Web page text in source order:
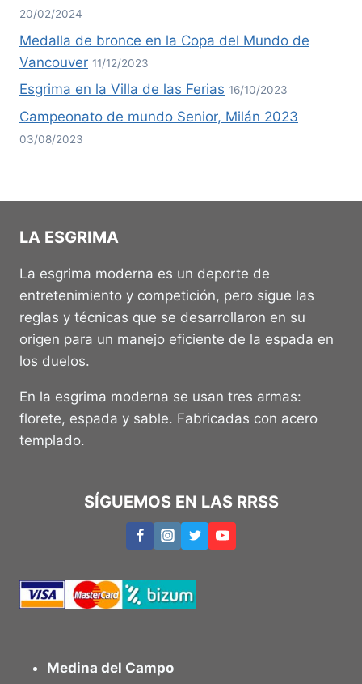
20/02/2024
Medalla de bronce en la Copa del Mundo de
Vancouver 11/12/2023
Esgrima en la Villa de las Ferias 16/10/2023
Campeonato de mundo Senior, Milán 2023
03/08/2023
LA ESGRIMA
La esgrima moderna es un deporte de
entretenimiento y competición, pero sigue las
reglas y técnicas que se desarrollaron en su
origen para un manejo eficiente de la espada en
los duelos.
En la esgrima moderna se usan tres armas:
florete, espada y sable. Fabricadas con acero
templado.
SÍGUEMOS EN LAS RRSS
Medina del Campo